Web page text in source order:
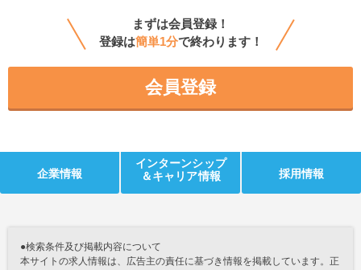
まずは会員登録！
登録は簡単1分で終わります！
会員登録
企業情報
インターンシップ
＆キャリア情報
採用情報
●検索条件及び掲載内容について
本サイトの求人情報は、広告主の責任に基づき情報を掲載しています。正